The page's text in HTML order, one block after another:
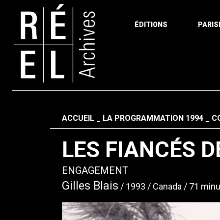
ÉDITIONS
Fil d'ariane
ACCUEIL LA PROGRAMMATION 1994
LES FIANCÉS
ENGAGEMENT
Gilles Blais 1993 Canada 71